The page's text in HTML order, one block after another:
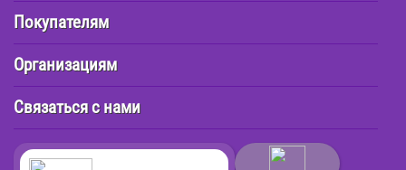
Покупателям
Организациям
Связаться с нами